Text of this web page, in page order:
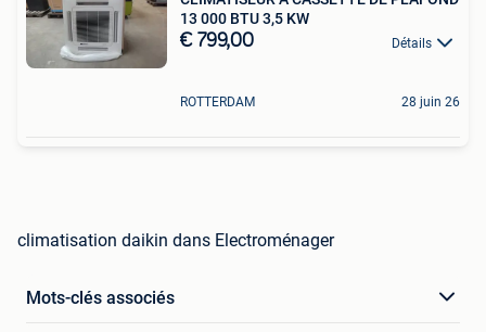
13 000 BTU 3,5 KW
€ 799,00 Détails
ROTTERDAM 28 juin 26
climatisation daikin dans Electroménager
Mots-clés associés